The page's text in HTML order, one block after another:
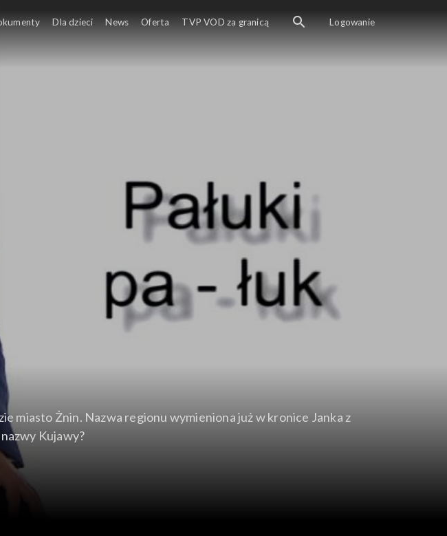
miasto Żnin. Nazwa regionu wymieniona już w kronice Janka z
Kujawy?
Dla dzieci News Oferta TVP VOD za granicą Logowanie